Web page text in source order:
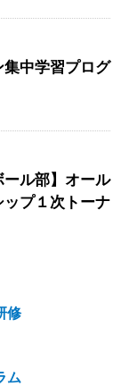
中学習プログ
ール部】オール
プ１次トーナ
修
ム